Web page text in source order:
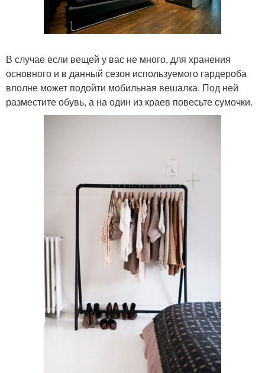
В случае если вещей у вас не много, для хранения
основного и в данный сезон используемого гардероба
вполне может подойти мобильная вешалка. Под ней
разместите обувь, а на один из краев повесьте сумочки.